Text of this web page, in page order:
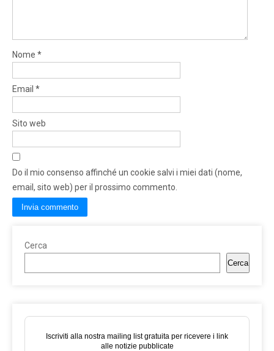
Nome *
Email *
Sito web
Do il mio consenso affinché un cookie salvi i miei dati (nome,
email, sito web) per il prossimo commento.
Cerca
Cerca
Iscriviti alla nostra mailing list gratuita per ricevere i link
alle notizie pubblicate